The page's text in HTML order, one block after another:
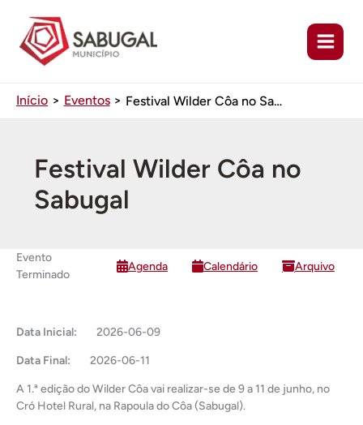
conteúdo
Início Eventos Festival Wilder Côa no Sabugal
Festival Wilder Côa no
Sabugal
Evento
Terminado
Agenda Calendário Arquivo
Data Inicial: 2026-06-09
Data Final: 2026-06-11
A 1.ª edição do Wilder Côa vai realizar-se de 9 a 11 de junho, no
Cró Hotel Rural, na Rapoula do Côa (Sabugal).